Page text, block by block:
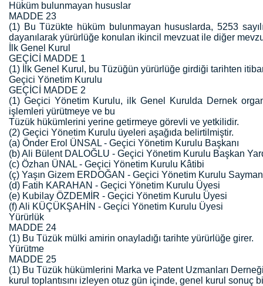
Hüküm bulunmayan hususlar
MADDE 23
(1) Bu Tüzükte hüküm bulunmayan hususlarda, 5253
dayanılarak yürürlüğe konulan ikincil mevzuat ile diğer
İlk Genel Kurul
GEÇİCİ MADDE 1
(1) İlk Genel Kurul, bu Tüzüğün yürürlüğe girdiği tarihten
Geçici Yönetim Kurulu
GEÇİCİ MADDE 2
(1) Geçici Yönetim Kurulu, ilk Genel Kurulda Dernek
işlemleri yürütmeye ve bu
Tüzük hükümlerini yerine getirmeye görevli ve yetkilidir.
(2) Geçici Yönetim Kurulu üyeleri aşağıda belirtilmiştir.
(a) Önder Erol ÜNSAL - Geçici Yönetim Kurulu Başkanı
(b) Ali Bülent DALOĞLU - Geçici Yönetim Kurulu Başkan
(c) Özhan ÜNAL - Geçici Yönetim Kurulu Kâtibi
(ç) Yaşın Gizem ERDOĞAN - Geçici Yönetim Kurulu
(d) Fatih KARAHAN - Geçici Yönetim Kurulu Üyesi
(e) Kubilay ÖZDEMİR - Geçici Yönetim Kurulu Üyesi
(f) Ali KÜÇÜKŞAHİN - Geçici Yönetim Kurulu Üyesi
Yürürlük
MADDE 24
(1) Bu Tüzük mülki amirin onayladığı tarihte yürürlüğe girer.
Yürütme
MADDE 25
(1) Bu Tüzük hükümlerini Marka ve Patent Uzmanları
kurul toplantısını izleyen otuz gün içinde, genel kurul